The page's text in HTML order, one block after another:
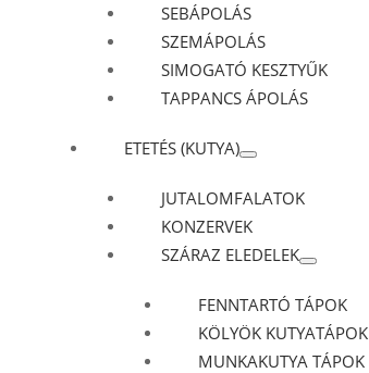
SEBÁPOLÁS
SZEMÁPOLÁS
SIMOGATÓ KESZTYŰK
TAPPANCS ÁPOLÁS
ETETÉS (KUTYA)
JUTALOMFALATOK
KONZERVEK
SZÁRAZ ELEDELEK
FENNTARTÓ TÁPOK
KÖLYÖK KUTYATÁPOK
MUNKAKUTYA TÁPOK